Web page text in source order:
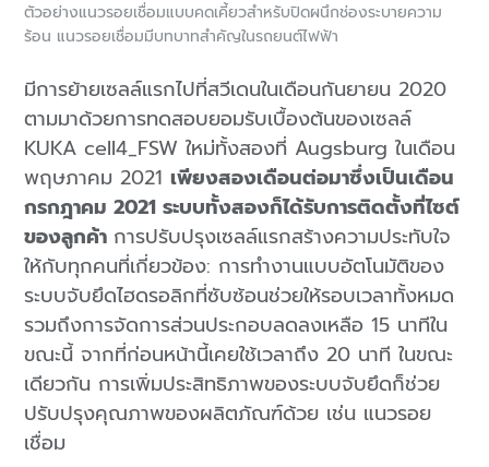
มีการย้ายเซลล์แรกไปที่สวีเดนในเดือนกันยายน 2020
ตามมาด้วยการทดสอบยอมรับเบื้องต้นของเซลล์
KUKA cell4_FSW ใหม่ทั้งสองที่ Augsburg ในเดือน
พฤษภาคม 2021เพียงสองเดือนต่อมาซึ่งเป็นเดือน
กรกฎาคม 2021 ระบบทั้งสองก็ได้รับการติดตั้งที่ไซต์
ของลูกค้า การปรับปรุงเซลล์แรกสร้างความประทับใจ
ให้กับทุกคนที่เกี่ยวข้อง: การทำงานแบบอัตโนมัติของ
ระบบจับยึดไฮดรอลิกที่ซับซ้อนช่วยให้รอบเวลาทั้งหมด
รวมถึงการจัดการส่วนประกอบลดลงเหลือ 15 นาทีใน
ขณะนี้ จากที่ก่อนหน้านี้เคยใช้เวลาถึง 20 นาที ในขณะ
เดียวกัน การเพิ่มประสิทธิภาพของระบบจับยึดก็ช่วย
ปรับปรุงคุณภาพของผลิตภัณฑ์ด้วย เช่น แนวรอย
เชื่อม
ตัวอย่างแนวรอยเชื่อมแบบคดเคี้ยวสำหรับปิดผนึกช่องระบายความ
ร้อน แนวรอยเชื่อมมีบทบาทสำคัญในรถยนต์ไฟฟ้า